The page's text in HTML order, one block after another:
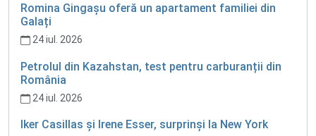
Romina Gingașu oferă un apartament familiei din
Galați
24 iul. 2026
Petrolul din Kazahstan, test pentru carburanții din
România
24 iul. 2026
Iker Casillas și Irene Esser, surprinși la New York